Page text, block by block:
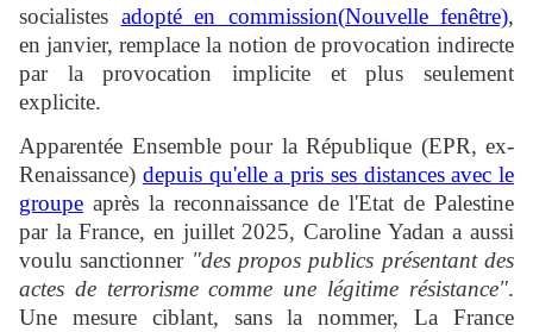
socialistes adopté en commission(Nouvelle fenêtre),
en janvier, remplace la notion de provocation indirecte
par la provocation implicite et plus seulement
explicite.
Apparentée Ensemble pour la République (EPR, ex-
Renaissance) depuis qu'elle a pris ses distances avec le
groupe après la reconnaissance de l'Etat de Palestine
par la France, en juillet 2025, Caroline Yadan a aussi
voulu sanctionner "des propos publics présentant des
actes de terrorisme comme une légitime résistance".
Une mesure ciblant, sans la nommer, La France